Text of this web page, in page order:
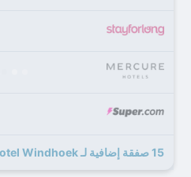
15 صفقة إضافية لـ Mercure Hotel Windhoek